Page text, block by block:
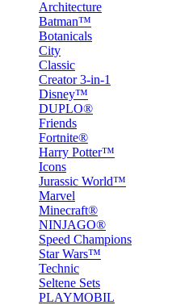
Architecture
Batman™
Botanicals
City
Classic
Creator 3-in-1
Disney™
DUPLO®
Friends
Fortnite®
Harry Potter™
Icons
Jurassic World™
Marvel
Minecraft®
NINJAGO®
Speed Champions
Star Wars™
Technic
Seltene Sets
PLAYMOBIL